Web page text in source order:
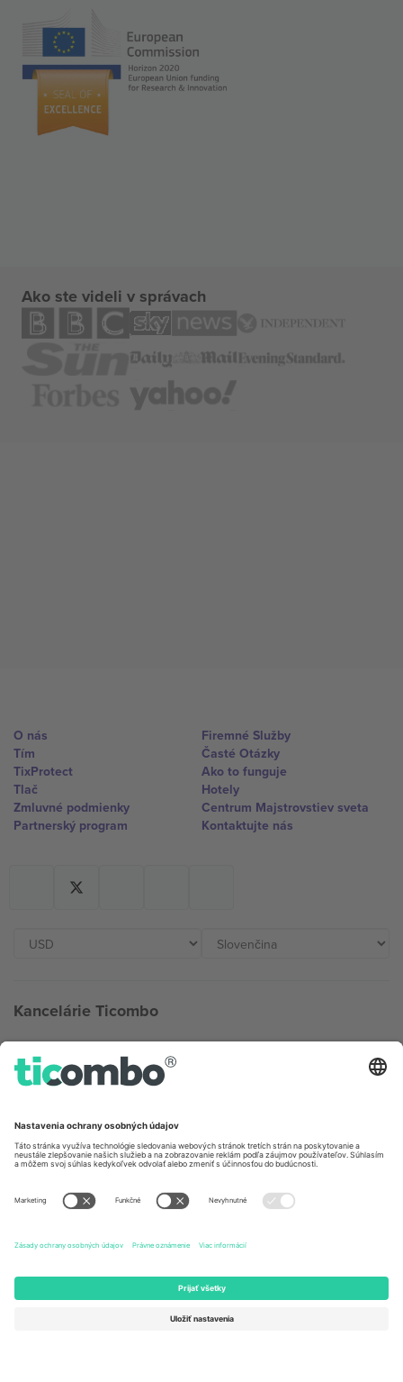
Ako ste videli v správach
O nás
Tím
TixProtect
Tlač
Zmluvné podmienky
Partnerský program
Firemné Služby
Časté Otázky
Ako to funguje
Hotely
Centrum Majstrovstiev sveta
Kontaktujte nás
Kancelárie Ticombo
Unter den Linden 24, 10117
Berlin, Germany
167 City Road, London, Greater
United States
Newark, Delaware 19713, United
Switzerland
Engelberg, Switzerland
Bulgaria
Regus Sofia City West, bul
Totleben 53-55, 1606 Sofia,
United Arab Emirates
UAE Dubai Silicon Oasis, DDP
Building A1, Office 302, Dubai,
United Arab Emirates